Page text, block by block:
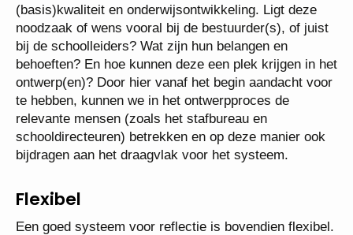
(basis)kwaliteit en onderwijsontwikkeling. Ligt deze
noodzaak of wens vooral bij de bestuurder(s), of juist
bij de schoolleiders? Wat zijn hun belangen en
behoeften? En hoe kunnen deze een plek krijgen in het
ontwerp(en)? Door hier vanaf het begin aandacht voor
te hebben, kunnen we in het ontwerpproces de
relevante mensen (zoals het stafbureau en
schooldirecteuren) betrekken en op deze manier ook
bijdragen aan het draagvlak voor het systeem.
Flexibel
Een goed systeem voor reflectie is bovendien flexibel.